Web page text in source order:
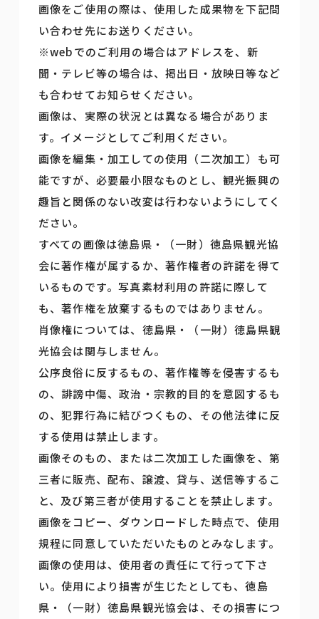
画像をご使用の際は、使用した成果物を下記問
い合わせ先にお送りください。
※webでのご利用の場合はアドレスを、新
聞・テレビ等の場合は、掲出日・放映日等など
も合わせてお知らせください。
画像は、実際の状況とは異なる場合がありま
す。イメージとしてご利用ください。
画像を編集・加工しての使用（二次加工）も可
能ですが、必要最小限なものとし、観光振興の
趣旨と関係のない改変は行わないようにしてく
ださい。
すべての画像は徳島県・（一財）徳島県観光協
会に著作権が属するか、著作権者の許諾を得て
いるものです。写真素材利用の許諾に際して
も、著作権を放棄するものではありません。
肖像権については、徳島県・（一財）徳島県観
光協会は関与しません。
公序良俗に反するもの、著作権等を侵害するも
の、誹謗中傷、政治・宗教的目的を意図するも
の、犯罪行為に結びつくもの、その他法律に反
する使用は禁止します。
画像そのもの、または二次加工した画像を、第
三者に販売、配布、譲渡、貸与、送信等するこ
と、及び第三者が使用することを禁止します。
画像をコピー、ダウンロードした時点で、使用
規程に同意していただいたものとみなします。
画像の使用は、使用者の責任にて行って下さ
い。使用により損害が生じたとしても、徳島
県・（一財）徳島県観光協会は、その損害につ